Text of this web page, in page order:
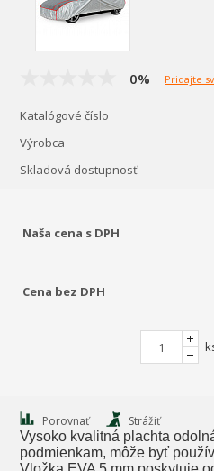
0% Pridajte
Katalógové číslo
Výrobca
Skladová dostupnosť
Naša cena s DPH
Cena bez DPH
Porovnať
Strážiť
Vysoko kvalitná plachta
podmienkam, môže byť